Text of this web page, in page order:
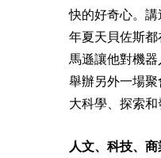
快的好奇心。
年夏天貝佐斯
馬遜讓他對機
舉辦另外一場
大科學、探索
人文、科技、